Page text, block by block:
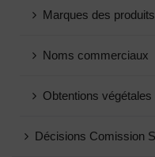
Marques des
Noms commerciaux
Obtentions végétales
Décisions Comission